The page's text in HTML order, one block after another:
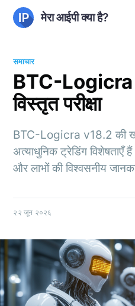
मेरा आईपी क्या है?
समाचार
BTC-
विस्तृत परीक्षा
BTC-Logicra v18.2 की
अत्याधुनिक ट्रेडिंग विशेषताएँ
और लाभों की विश्वसनीय
२२ जून २०२६